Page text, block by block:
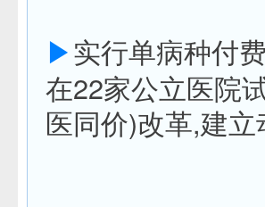
▶实行单病种付
在22家公立医院
医同价)改革,建